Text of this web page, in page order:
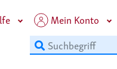
Mein Konto